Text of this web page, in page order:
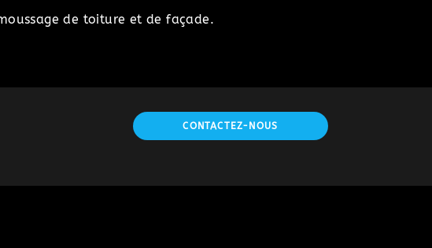
de toiture et de façade.
CONTACTEZ-NOUS